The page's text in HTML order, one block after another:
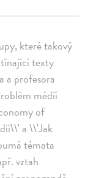
které takový
texty
a profesora
médií
of
a \\'Jak
témata
vztah